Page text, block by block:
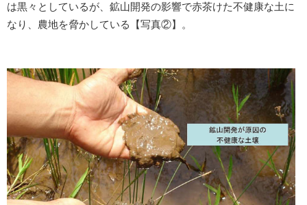
は黒々としているが、鉱山開発の影響で赤茶けた不健康な土に
なり、農地を脅かしている【写真②】。